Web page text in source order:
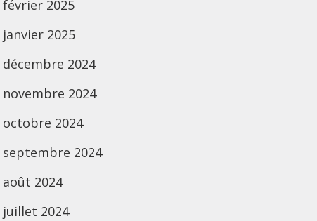
février 2025
janvier 2025
décembre 2024
novembre 2024
octobre 2024
septembre 2024
août 2024
juillet 2024